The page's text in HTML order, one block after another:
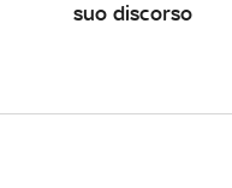
suo discorso